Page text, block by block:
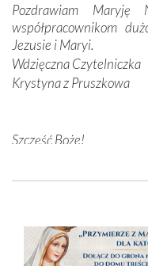
Byli tym razem
każdego spośród
liczył sobie 13 lat,
Całe życie
rozmowie.
bez obecności
wysłuchania Mszy
Każdy z nas
Pozdrawiam
współpracownikom
Jezusie i Maryi.
Wdzięczna Czytelniczka
Krystyna z Pruszkowa
Szczęść Boże!
to pismo, które
nas prowadzi!
Barbara